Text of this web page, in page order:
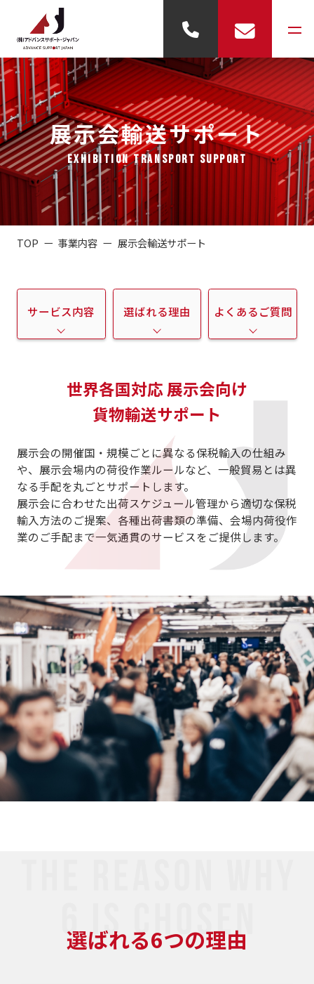
事業内容
- 輸出代行
- 輸入代行
- 倉庫業務
会社概要
リンク集
貿易ブログ
リンク集
お問い合わせ
展示会輸送サポート
EXHIBITION TRANSPORT SUPPORT
TOP 事業内容 展示会輸送サポート
サービス内容 選ばれる理由 よくあるご質問
世界各国対応 展示会向け
貨物輸送サポート
展示会の開催国・規模ごとに異なる保税輸入の仕組み
や、展示会場内の荷役作業ルールなど、一般貿易とは異
なる手配を丸ごとサポートします。
展示会に合わせた出荷スケジュール管理から適切な保税
輸入方法のご提案、各種出荷書類の準備、会場内荷役作
業のご手配まで一気通貫のサービスをご提供します。
選ばれる6つの理由